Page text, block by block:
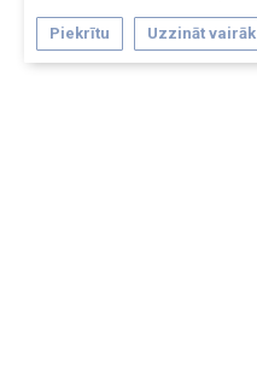
Piekrītu Uzzināt vairāk